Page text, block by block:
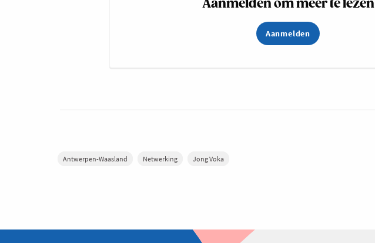
Aanmelden om meer te lezen
Aanmelden
Antwerpen-Waasland Netwerking Jong Voka